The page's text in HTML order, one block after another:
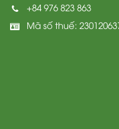
+84 976 823 863
Mã số thuế: